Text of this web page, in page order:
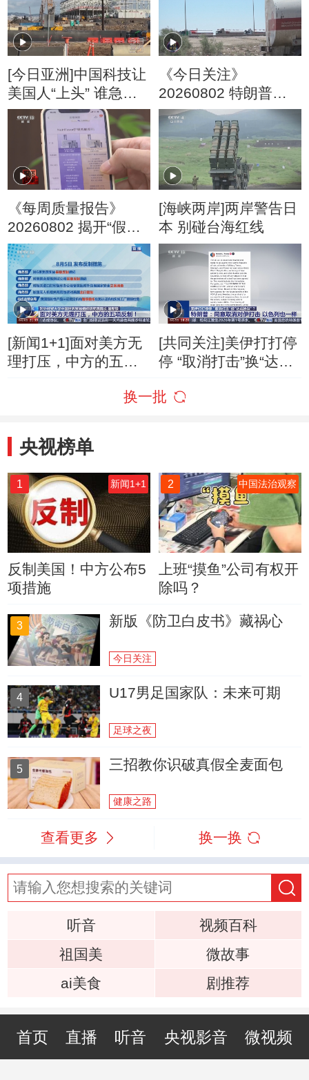
[今日亚洲]中国科技让
美国人“上头” 谁急
了？
《今日关注》
20260802 特朗普叫
停“最大规模”打击 伊
朗称摧毁美军F-35战
机
《每周质量报告》
20260802 揭开“假洋
牌”的真面目
[海峡两岸]两岸警告日
本 别碰台海红线
[新闻1+1]面对美方无
理打压，中方的五项
[共同关注]美伊打打停
停 “取消打击”换“达成
取消对伊打击 以色列
换一批
央视榜单
1 新闻1+1
反制美国！中方公布5
项措施
2 中国法治观察
上班“摸鱼”公司有权开
除吗？
3 新版《防卫白皮书》藏祸心
今日关注
4 U17男足国家队：未来可期
足球之夜
5 三招教你识破真假全麦面包
健康之路
查看更多 换一换
听音
视频百科
祖国美
微故事
ai美食
剧推荐
首页 直播 听音 央视影音 微视频